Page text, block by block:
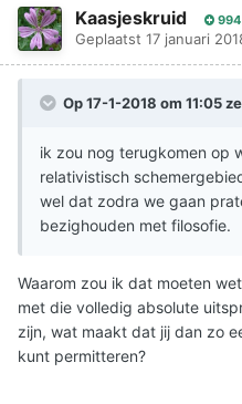
Kaasjeskruid 994
Geplaatst 17 januari
Op 17-1-2018 om 11:05
ik zou nog terugkomen op
relativistisch
wel dat zodra we gaan
bezighouden met filosofie.
Waarom zou ik dat moeten
met die volledig absolute
zijn, wat maakt dat jij dan zo
kunt permitteren?